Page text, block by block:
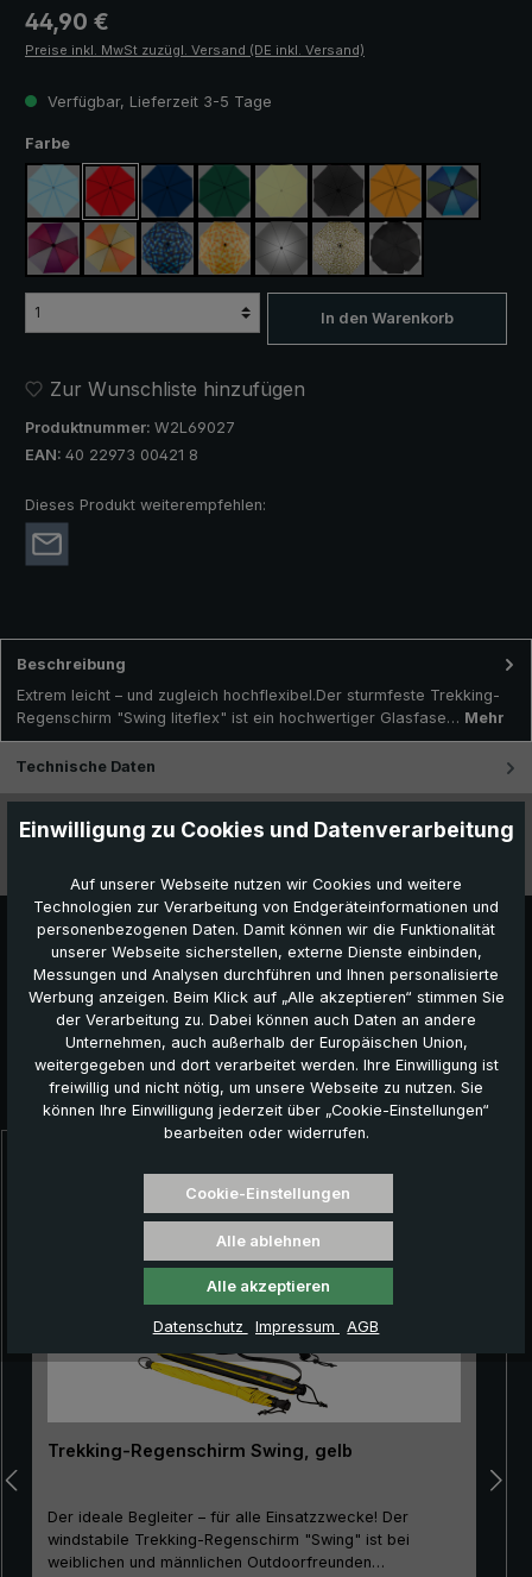
Regulärer Preis:
44,90 €
Preise inkl. MwSt zuzügl. Versand (DE inkl. Versand)
Verfügbar, Lieferzeit 3-5 Tage
Farbeauswählen
hellblau rot marineblaudunkelgrünhellgrün schwarzorange blau / grün
lila / rot / grauorange / gelbblau / grün kariert
gelb / orange kariert
silber, UV-Schutz 50+
camouflageschwarz, mit
In den Warenkorb
Zur Wunschliste hinzufügen
Produktnummer: W2L69027
EAN: 40 22973 00421 8
Dieses Produkt weiterempfehlen:
Beschreibung
Extrem leicht – und zugleich hochflexibel.Der sturmfeste Trekking-
Regenschirm "Swing liteflex" ist ein hochwertiger Glasfase… Mehr
Technische Daten
Besonderheiten
Produktgalerie überspringen
Das könnte Ihnen auch gefallen:
Trekking-Regenschirm Swing, gelb
Der ideale Begleiter – für alle Einsatzzwecke! Der
windstabile Trekking-Regenschirm "Swing" ist bei
weiblichen und männlichen Outdoorfreunden
Einwilligung zu Cookies und Datenverarbeitung
Auf unserer Webseite nutzen wir Cookies und weitere
Technologien zur Verarbeitung von Endgeräteinformationen und
personenbezogenen Daten. Damit können wir die Funktionalität
unserer Webseite sicherstellen, externe Dienste einbinden,
Messungen und Analysen durchführen und Ihnen personalisierte
Werbung anzeigen. Beim Klick auf „Alle akzeptieren“ stimmen Sie
der Verarbeitung zu. Dabei können auch Daten an andere
Unternehmen, auch außerhalb der Europäischen Union,
weitergegeben und dort verarbeitet werden. Ihre Einwilligung ist
freiwillig und nicht nötig, um unsere Webseite zu nutzen. Sie
können Ihre Einwilligung jederzeit über „Cookie-Einstellungen“
bearbeiten oder widerrufen.
Cookie-Einstellungen
Alle ablehnen
Alle akzeptieren
Datenschutz Impressum AGB